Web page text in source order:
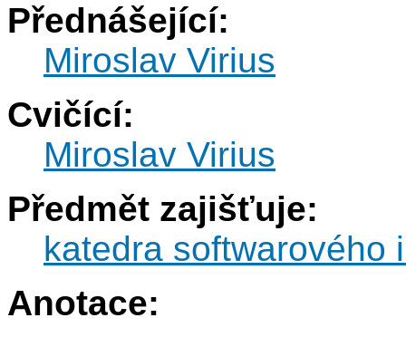
Přednášející:
Miroslav Virius
Cvičící:
Miroslav Virius
Předmět zajišťuje:
katedra softwarového
Anotace: